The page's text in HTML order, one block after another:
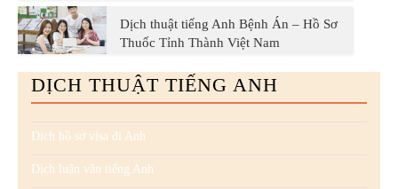
Dịch thuật tiếng Anh Bệnh Án – Hồ Sơ
Thuốc Tỉnh Thành Việt Nam
DỊCH THUẬT TIẾNG ANH
Dịch hồ sơ visa đi Anh
Dịch luận văn tiếng Anh